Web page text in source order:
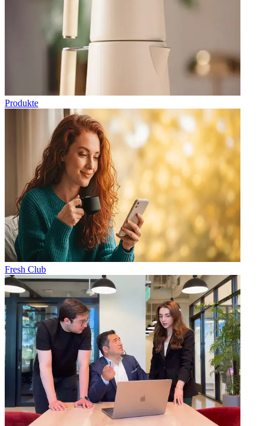
Produkte
Fresh Club